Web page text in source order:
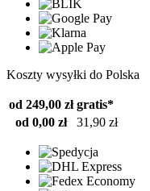
Koszty wysyłki do Polska
od 249,00 zł gratis*
od 0,00 zł
31,90 zł